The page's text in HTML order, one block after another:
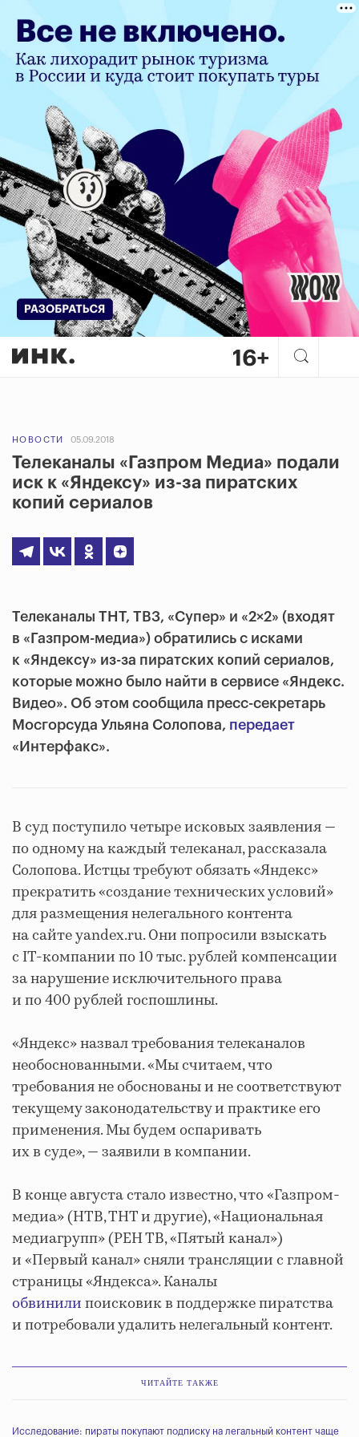
НОВОСТИ 05.09.2018
Телеканалы «Газпром Медиа» подали
иск к «Яндексу» из-за пиратских
копий сериалов
Телеканалы ТНТ, ТВ3, «Супер» и «2×2» (входят
в «Газпром-медиа») обратились с исками
к «Яндексу» из-за пиратских копий сериалов,
которые можно было найти в сервисе «Яндекс.
Видео». Об этом сообщила пресс-секретарь
Мосгорсуда Ульяна Солопова, передает
«Интерфакс».
В суд поступило четыре исковых заявления —
по одному на каждый телеканал, рассказала
Солопова. Истцы требуют обязать «Яндекс»
прекратить «создание технических условий»
для размещения нелегального контента
на сайте yandex.ru. Они попросили взыскать
с IT-компании по 10 тыс. рублей компенсации
за нарушение исключительного права
и по 400 рублей госпошлины.
«Яндекс» назвал требования телеканалов
необоснованными. «Мы считаем, что
требования не обоснованы и не соответствуют
текущему законодательству и практике его
применения. Мы будем оспаривать
их в суде», — заявили в компании.
В конце августа стало известно, что «Газпром-
медиа» (НТВ, ТНТ и другие), «Национальная
медиагрупп» (РЕН ТВ, «Пятый канал»)
и «Первый канал» сняли трансляции с главной
страницы «Яндекса». Каналы
обвинилипоисковик в поддержке пиратства
и потребовали удалить нелегальный контент.
ЧИТАЙТЕ ТАКЖЕ
Исследование: пираты покупают подписку на легальный контент чаще